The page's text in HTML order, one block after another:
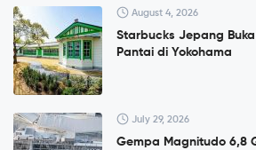
August 4, 2026
Starbucks Jepang
Pantai di Yokohama
July 29, 2026
Gempa Magnitudo 6,8